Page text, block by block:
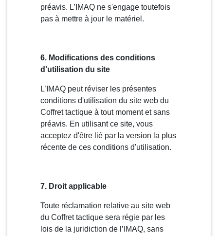
préavis. L’IMAQ ne s'engage toutefois
pas à mettre à jour le matériel.
6. Modifications des conditions
d'utilisation du site
L’IMAQ peut réviser les présentes
conditions d'utilisation du site web du
Coffret tactique à tout moment et sans
préavis. En utilisant ce site, vous
acceptez d'être lié par la version la plus
récente de ces conditions d'utilisation.
7. Droit applicable
Toute réclamation relative au site web
du Coffret tactique sera régie par les
lois de la juridiction de l’IMAQ, sans